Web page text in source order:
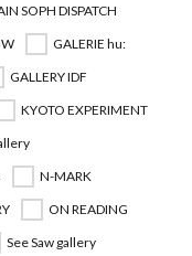
SOPH DISPATCH
GALERIE hu:
GALLERY IDF
KYOTO EXPERIMENT
N-MARK
ON READING
See Saw gallery